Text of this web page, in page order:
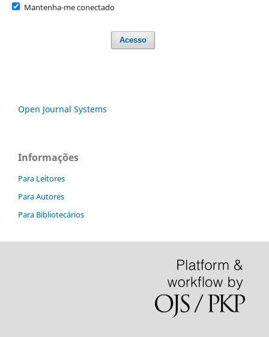
Mantenha-me conectado
Acesso
Open Journal Systems
Informações
Para Leitores
Para Autores
Para Bibliotecários